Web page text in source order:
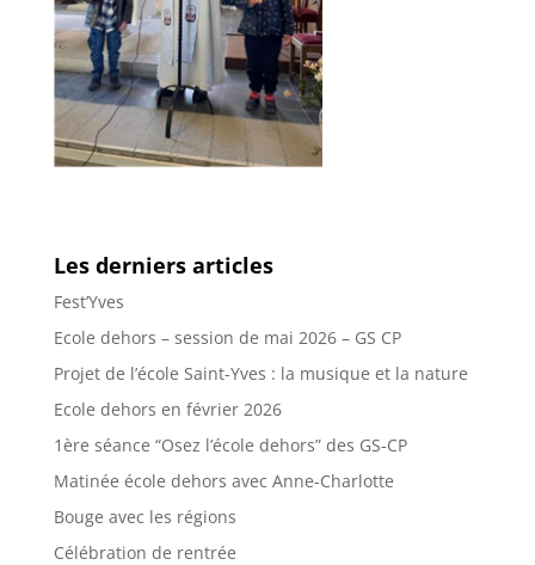
Les derniers articles
Fest’Yves
Ecole dehors – session de mai 2026 – GS CP
Projet de l’école Saint-Yves : la musique et la nature
Ecole dehors en février 2026
1ère séance “Osez l’école dehors” des GS-CP
Matinée école dehors avec Anne-Charlotte
Bouge avec les régions
Célébration de rentrée